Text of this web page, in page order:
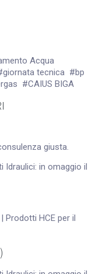
Acqua
giornata tecnica
bp
CAIUS BIGA
giusta.
Idraulici: in omaggio il
Prodotti HCE per il